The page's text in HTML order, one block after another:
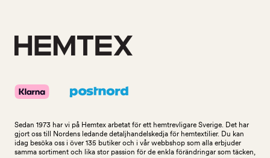
Sedan 1973 har vi på Hemtex arbetat för ett hemtrevligare Sverige. Det har
gjort oss till Nordens ledande detaljhandelskedja för hemtextilier. Du kan
idag besöka oss i över 135 butiker och i vår webbshop som alla erbjuder
samma sortiment och lika stor passion för de enkla förändringar som täcken,